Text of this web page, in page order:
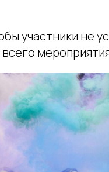
участники не